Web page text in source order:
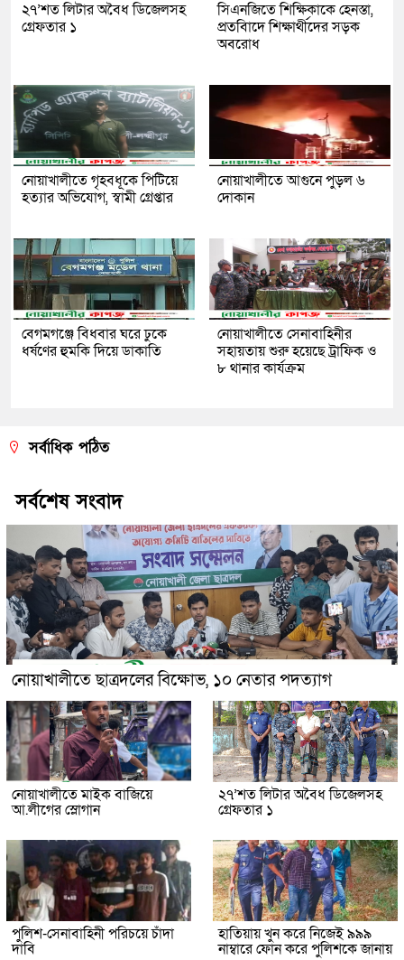
২৭’শত লিটার অবৈধ ডিজেলসহ
গ্রেফতার ১
সিএনজিতে শিক্ষিকাকে হেনস্তা,
প্রতবিাদে শিক্ষার্থীদের সড়ক
অবরোধ
নোয়াখালীতে গৃহবধূকে পিটিয়ে
হত্যার অভিযোগ, স্বামী গ্রেপ্তার
নোয়াখালীতে আগুনে পুড়ল ৬
দোকান
বেগমগঞ্জে বিধবার ঘরে ঢুকে
ধর্ষণের হুমকি দিয়ে ডাকাতি
নোয়াখালীতে সেনাবাহিনীর
সহায়তায় শুরু হয়েছে ট্রাফিক ও
৮ থানার কার্যক্রম
সর্বাধিক পঠিত
সর্বশেষ সংবাদ
নোয়াখালীতে ছাত্রদলের বিক্ষোভ, ১০ নেতার পদত্যাগ
নোয়াখালীতে মাইক বাজিয়ে
আ.লীগের স্লোগান
২৭’শত লিটার অবৈধ ডিজেলসহ
গ্রেফতার ১
পুলিশ-সেনাবাহিনী পরিচয়ে চাঁদা
দাবি
হাতিয়ায় খুন করে নিজেই ৯৯৯
নাম্বারে ফোন করে পুলিশকে জানায়